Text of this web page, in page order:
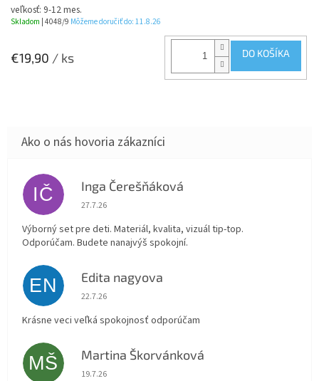
veľkosť: 9-12 mes.
Skladom | 4048/9 Môžeme doručiť do: 11.8.26
€19,90 / ks DO KOŠÍKA
IČ Inga Čerešňáková
Hodnotenie obchodu je 5 z 5 hviezdičiek.
27.7.26
Výborný set pre deti. Materiál, kvalita, vizuál tip-top.
Odporúčam. Budete nanajvýš spokojní.
EN Edita nagyova
Hodnotenie obchodu je 5 z 5 hviezdičiek.
22.7.26
Krásne veci veľká spokojnosť odporúčam
MŠ Martina Škorvánková
Hodnotenie obchodu je 5 z 5 hviezdičiek.
19.7.26